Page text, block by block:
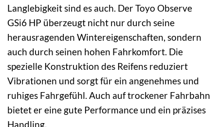
Langlebigkeit sind es auch. Der Toyo Observe
GSi6 HP überzeugt nicht nur durch seine
herausragenden Wintereigenschaften, sondern
auch durch seinen hohen Fahrkomfort. Die
spezielle Konstruktion des Reifens reduziert
Vibrationen und sorgt für ein angenehmes und
ruhiges Fahrgefühl. Auch auf trockener Fahrbahn
bietet er eine gute Performance und ein präzises
Handling.